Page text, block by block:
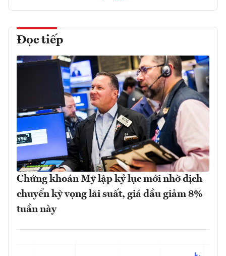
Đọc tiếp
Chứng khoán Mỹ lập kỷ lục mới nhờ dịch
chuyển kỳ vọng lãi suất, giá dầu giảm 8%
tuần này